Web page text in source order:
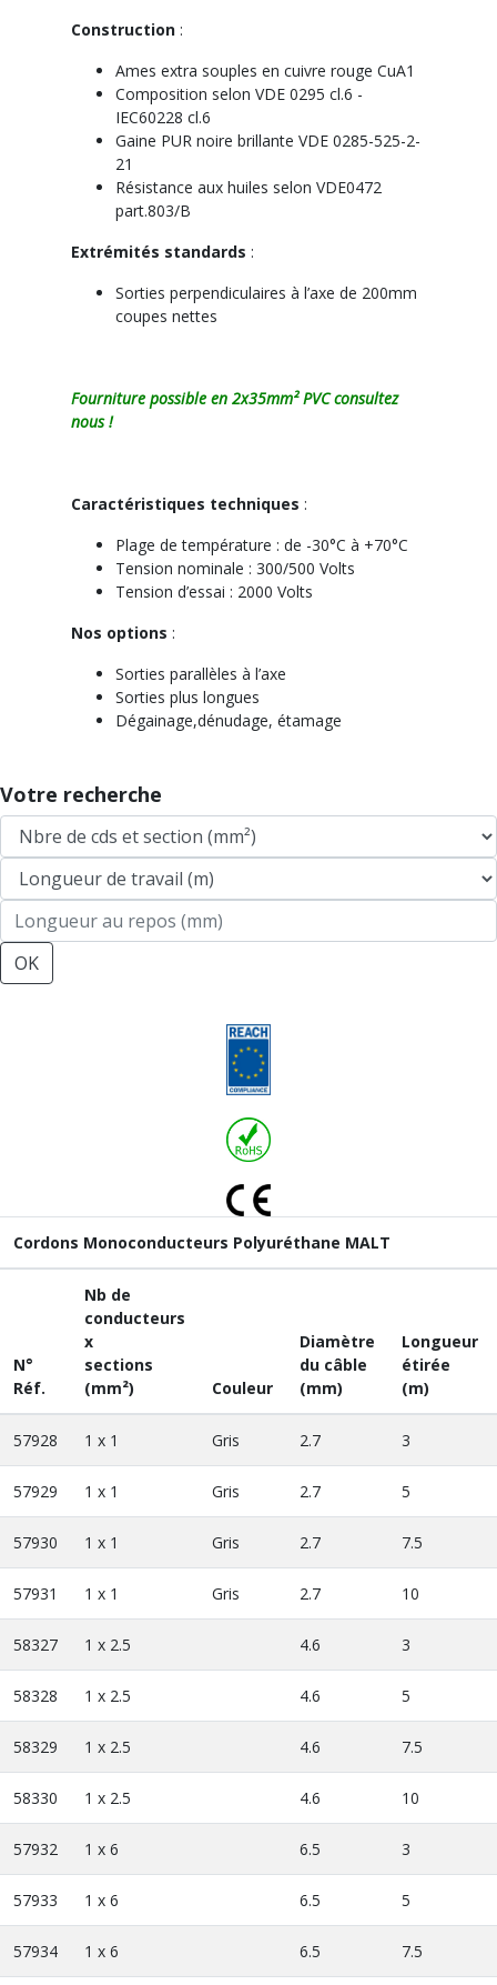
Construction :
Ames extra souples en cuivre rouge CuA1
Composition selon VDE 0295 cl.6 -
IEC60228 cl.6
Gaine PUR noire brillante VDE 0285-525-2-
21
Résistance aux huiles selon VDE0472
part.803/B
Extrémités standards :
Sorties perpendiculaires à l’axe de 200mm
coupes nettes
Fourniture possible en 2x35mm² PVC consultez
nous !
Caractéristiques techniques :
Plage de température : de -30°C à +70°C
Tension nominale : 300/500 Volts
Tension d’essai : 2000 Volts
Nos options :
Sorties parallèles à l’axe
Sorties plus longues
Dégainage,dénudage, étamage
Votre recherche
Cordons Monoconducteurs Polyuréthane MALT
N°
Réf.
Nb de
conducteurs
x
sections
(mm²)
Couleur
Diamètre
du câble
(mm)
Longueur
étirée
(m)
57928 1 x 1 Gris 2.7 3
57929 1 x 1 Gris 2.7 5
57930 1 x 1 Gris 2.7 7.5
57931 1 x 1 Gris 2.7 10
58327 1 x 2.5 4.6 3
58328 1 x 2.5 4.6 5
58329 1 x 2.5 4.6 7.5
58330 1 x 2.5 4.6 10
57932 1 x 6 6.5 3
57933 1 x 6 6.5 5
57934 1 x 6 6.5 7.5